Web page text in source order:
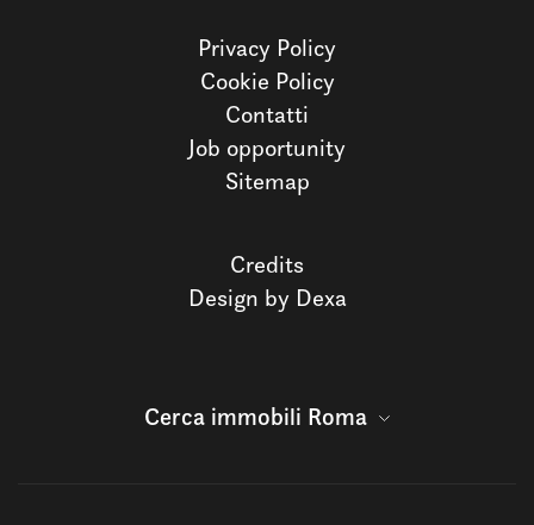
Privacy Policy
Cookie Policy
Contatti
Job opportunity
Sitemap
Credits
Design by Dexa
Cerca immobili Roma